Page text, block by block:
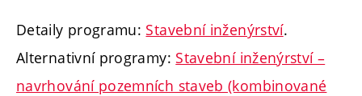
Detaily programu: Stavební inženýrství.
Alternativní programy: Stavební inženýrství –
navrhování pozemních staveb (kombinované